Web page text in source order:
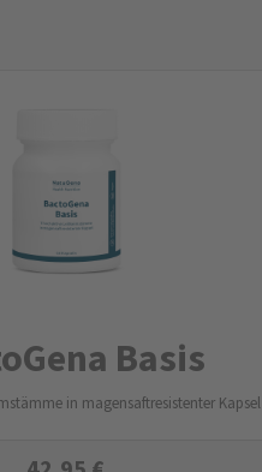
Basis
in magensaftresistenter Kapsel